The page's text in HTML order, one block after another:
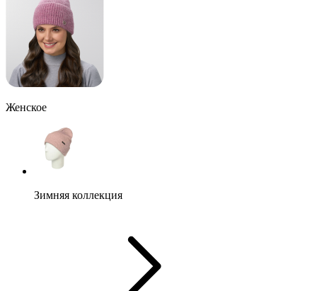
Женское
Зимняя коллекция